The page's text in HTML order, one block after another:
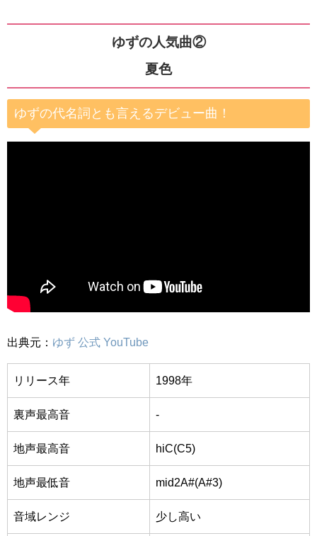
ゆずの人気曲②
夏色
ゆずの代名詞とも言えるデビュー曲！
出典元： ゆず 公式 YouTube
リリース年 1998年
裏声最高音 -
地声最高音 hiC(C5)
地声最低音 mid2A#(A#3)
音域レンジ 少し高い